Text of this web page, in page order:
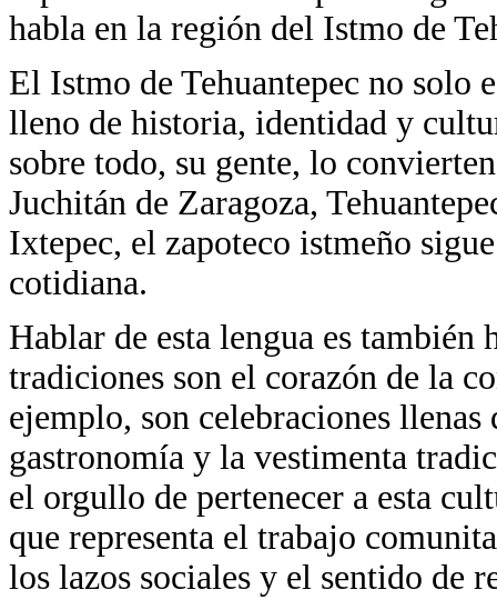
habla en la región del Istmo de
El Istmo de Tehuantepec no solo
lleno de historia, identidad y
sobre todo, su gente, lo
Juchitán de Zaragoza,
Ixtepec, el zapoteco istmeño
cotidiana.
Hablar de esta lengua es también
tradiciones son el corazón de la
ejemplo, son celebraciones
gastronomía y la vestimenta
el orgullo de pertenecer a esta
que representa el trabajo
los lazos sociales y el sentido de